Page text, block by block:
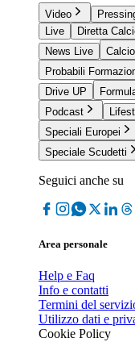
Video
Live
Diretta
News Live
Calcio
Probabili
Drive UP
Podcast
Speciali Europei
Speciale Scudetti
Seguici anche su
Area personale
Help e Faq
Info e contatti
Termini del
Utilizzo dati e
Cookie Policy